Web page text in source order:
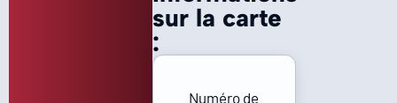
sur la carte
:
Numéro de